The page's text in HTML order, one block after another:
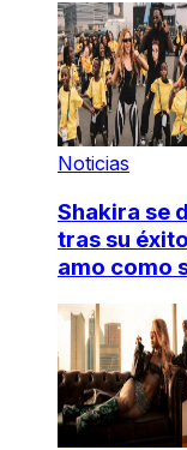
Noticias
Shakira se
tras su
amo como